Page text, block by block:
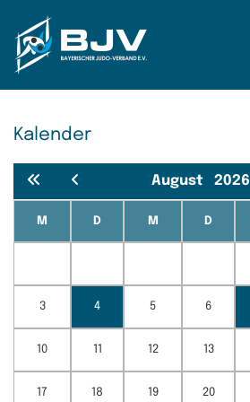
Zum Hauptinhalt springen
Kalender
August 2026
M D M D
3 4 5 6
10 11 12 13
17 18 19 20